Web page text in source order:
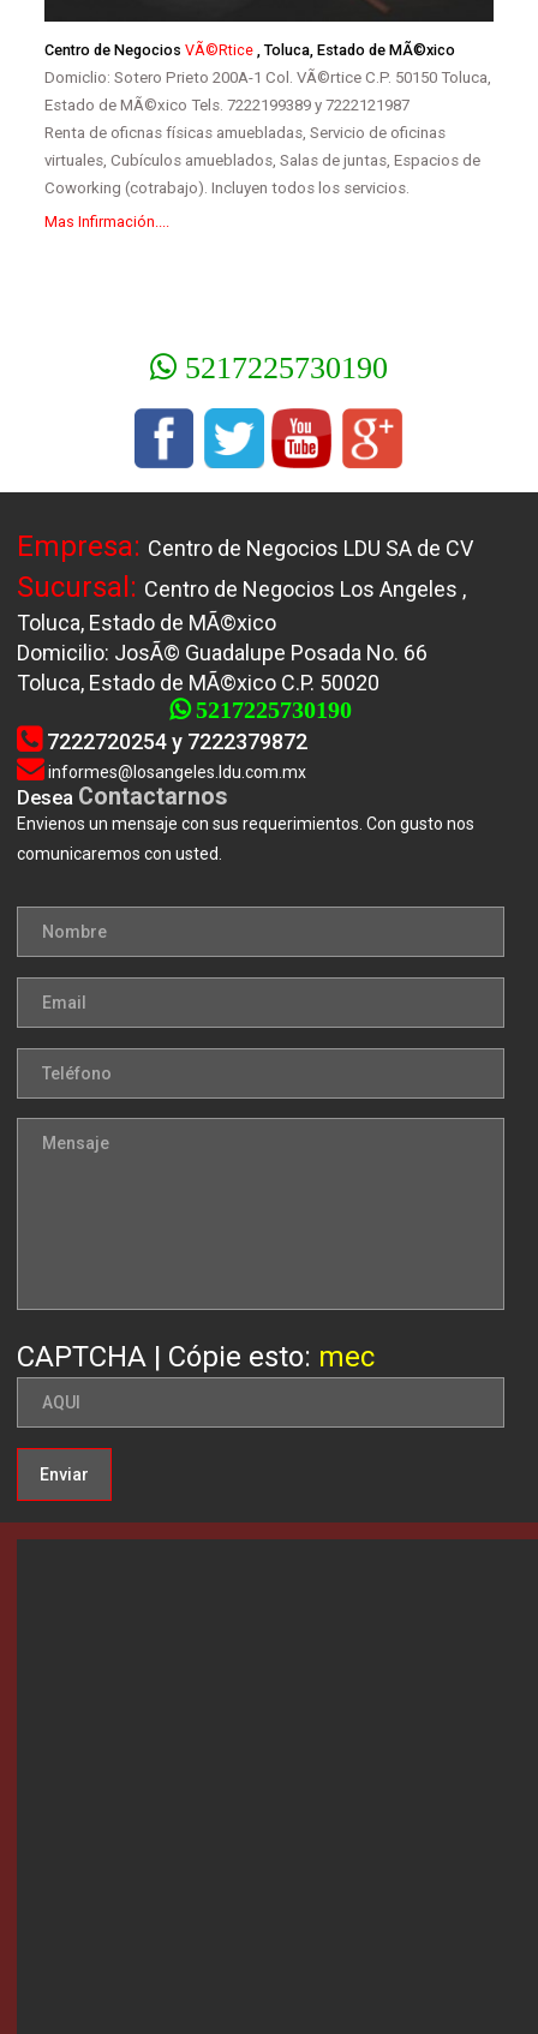
Centro de NegociosVÃ©rtice , Toluca, Estado de MÃ©xico
Domiclio: Sotero Prieto 200A-1 Col. VÃ©rtice C.P. 50150 Toluca,
Estado de MÃ©xico Tels. 7222199389 y 7222121987
Renta de oficnas físicas amuebladas, Servicio de oficinas
virtuales, Cubículos amueblados, Salas de juntas, Espacios de
Coworking (cotrabajo). Incluyen todos los servicios.
Mas Infirmación....
5217225730190
Empresa: Centro de Negocios LDU SA de CV
Sucursal: Centro de Negocios Los Angeles ,
Toluca, Estado de MÃ©xico
Domicilio: JosÃ© Guadalupe Posada No. 66
Toluca, Estado de MÃ©xico C.P. 50020
5217225730190
7222720254 y 7222379872
informes@losangeles.ldu.com.mx
Desea Contactarnos
Envienos un mensaje con sus requerimientos. Con gusto nos
comunicaremos con usted.
CAPTCHA | Cópie esto: mec